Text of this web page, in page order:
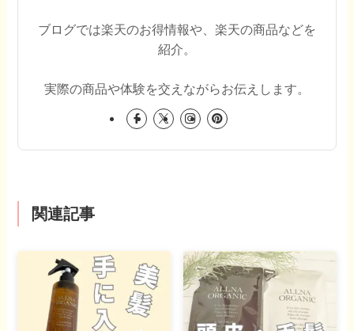
ブログでは楽天のお得情報や、楽天の商品などを
紹介。
実際の商品や体験を交えながらお伝えします。
関連記事